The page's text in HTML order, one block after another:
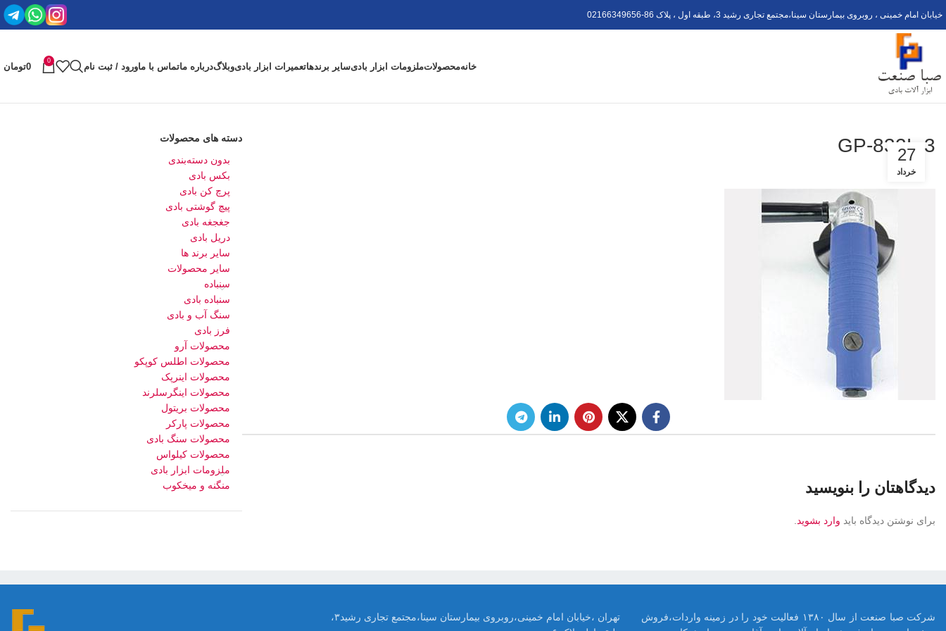
خیابان امام خمینی ، روبروی بیمارستان سینا،مجتمع تجاری رشید 3، طبقه اول ، پلاک 6 02166349656-8
خانهمحصولاتملزومات ابزار بادیسایر برندهاتعمیرات ابزار بادیوبلاگدرباره ماتماس با ماورود / ثبت نام
0
0تومان
GP-832L-3
27
خرداد
دیدگاهتان را بنویسید
برای نوشتن دیدگاه باید وارد بشوید
دسته های محصولات
بدون دسته‌بندی
بکس بادی
پرچ کن بادی
پیچ گوشتی بادی
جغجغه بادی
دریل بادی
سایر برند ها
سایر محصولات
سنباده
سنباده بادی
سنگ آب و بادی
فرز بادی
محصولات آرو
محصولات اطلس کوپکو
محصولات اینرپک
محصولات اینگرسلرند
محصولات بریتول
محصولات پارکر
محصولات سنگ بادی
محصولات کیلواس
ملزومات ابزار بادی
منگنه و میخکوب
تهران ،خیابان امام خمینی،روبروی بیمارستان سینا،مجتمع تجاری رشید۳،
شرکت صبا صنعت از سال ۱۳۸۰ فعالیت خود را در زمینه واردات،فروش